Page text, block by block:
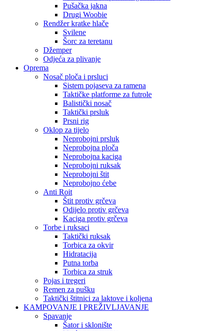
Pušačka jakna
Drugi Woobie
Rendžer kratke hlače
Svilene
Šorc za teretanu
Džemper
Odjeća za plivanje
Oprema
Nosač ploča i prsluci
Sistem pojaseva za ramena
Taktičke platforme za futrole
Balistički nosač
Taktički prsluk
Prsni rig
Oklop za tijelo
Neprobojni prsluk
Neprobojna ploča
Neprobojna kaciga
Neprobojni ruksak
Neprobojni štit
Neprobojno ćebe
Anti Roit
Štit protiv grčeva
Odijelo protiv grčeva
Kaciga protiv grčeva
Torbe i ruksaci
Taktički ruksak
Torbica za okvir
Hidratacija
Putna torba
Torbica za struk
Pojas i tregeri
Remen za pušku
Taktički štitnici za laktove i koljena
KAMPOVANJE I PREŽIVLJAVANJE
Spavanje
Šator i sklonište